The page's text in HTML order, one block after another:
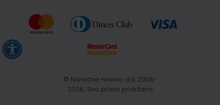
© Narodne novine d.d. 2008-
2026, Sva prava pridržana